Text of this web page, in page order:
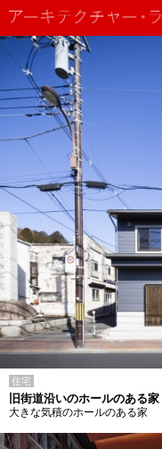
住宅
旧街道沿いのホールのある家
大きな気積のホールのある家